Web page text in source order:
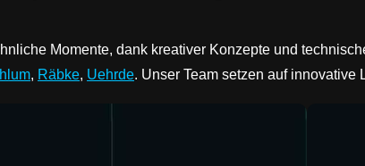
Momente, dank kreativer Konzepte und
, Räbke, Uehrde. Unser Team setzen auf